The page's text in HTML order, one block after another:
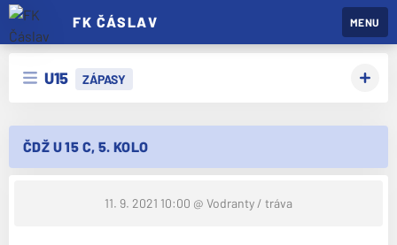
FK ČÁSLAV MENU
U15 ZÁPASY
ČDŽ U 15 C, 5. KOLO
11. 9. 2021 10:00 @ Vodranty / tráva